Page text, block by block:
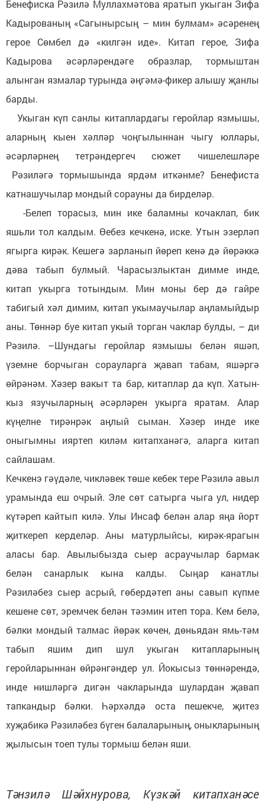
Бенефиска Рәзилә Муллахмәтова яратып укыган Зифа
Кадырованың «Сагынырсың – мин булмам» әсәренең
герое Сөмбел дә «килгән иде». Китап герое, Зифа
Кадырова әсәрләрендәге образлар, тормыштан
алынган язмалар турында әңгәмә-фикер алышу җанлы
барды.
Укыган күп санлы китаплардагы геройлар язмышы,
аларның кыен хәлләр чоңгылыннан чыгу юллары,
әсәрләрнең тетрәндергеч сюжет чишелешләре
Рәзиләгә тормышында ярдәм иткәнме? Бенефиста
катнашучылар мондый сорауны да бирделәр.
-Белеп торасыз, мин ике баламны кочаклап, бик
яшьли тол калдым. Өебез кечкенә, иске. Утын эзерләп
ягырга кирәк. Кешегә зарланып йөреп кенә дә йөрәккә
дәва табып булмый. Чарасызлыктан димме инде,
китап укырга тотындым. Мин моны бер дә гайре
табигый хәл димим, китап укымаучылар аңламыйдыр
аны. Төннәр буе китап укый торган чаклар булды, – ди
Рәзилә. –Шундагы геройлар язмышы белән яшәп,
үземне борчыган сорауларга җавап табам, яшәргә
өйрәнәм. Хәзер вакыт та бар, китаплар да күп. Хатын-
кыз язучыларның әсәрләрен укырга яратам. Алар
күңелне тирәнрәк аңлый сыман. Хәзер инде ике
оныгымны ияртеп киләм китапханәгә, аларга китап
сайлашам.
Кечкенэ гәүдәле, чикләвек төше кебек тере Рәзилә авыл
урамында еш очрый. Эле сөт сатырга чыга ул, нидер
күтәреп кайтып килә. Улы Инсаф белән алар яңа йорт
җиткереп керделәр. Аны матурлыйсы, кирәк-ярагын
аласы бар. Авылыбызда сыер асраучылар бармак
белән санарлык кына калды. Сыңар канатлы
Рәзиләбез сыер асрый, гөбердәтеп аны савып күпме
кешене сөт, эремчек белән тәэмин итеп тора. Кем белә,
бәлки мондый талмас йөрәк көчен, дөньядан ямь-тәм
табып яшим дип шул укыган китапларының
геройларыннан өйрәнгәндер ул. Йокысыз төннәрендә,
инде нишләргә дигән чакларында шулардан җавап
тапкандыр бәлки. Һәрхәлдә оста пешекче, җитез
хуҗабикә Рәзиләбез бүген балаларының, оныкларының
җылысын тоеп тулы тормыш белән яши.
Тәнзилә Шәйхнурова, Күзкәй китапханәсе